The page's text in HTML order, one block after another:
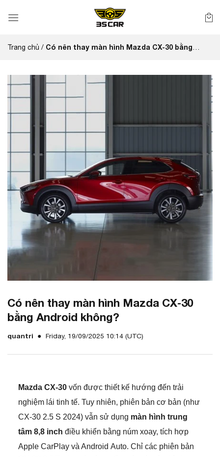
qua
dung
Trang chủ / Có nên thay màn hình Mazda CX‑30 bằng
Có nên thay màn hình Mazda CX‑30
bằng Android không?
quantri Friday, 19/09/2025 10:14 (UTC)
Mazda CX‑30 vốn được thiết kế hướng đến trải
nghiệm lái tinh tế. Tuy nhiên, phiên bản cơ bản (như
CX‑30 2.5 S 2024) vẫn sử dụng màn hình trung
tâm 8,8 inch điều khiển bằng núm xoay, tích hợp
Apple CarPlay và Android Auto. Chỉ các phiên bản